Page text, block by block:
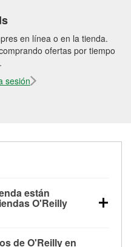
en línea o en la tienda.
ofertas por tiempo
sesión
están
O'Reilly
de O'Reilly en